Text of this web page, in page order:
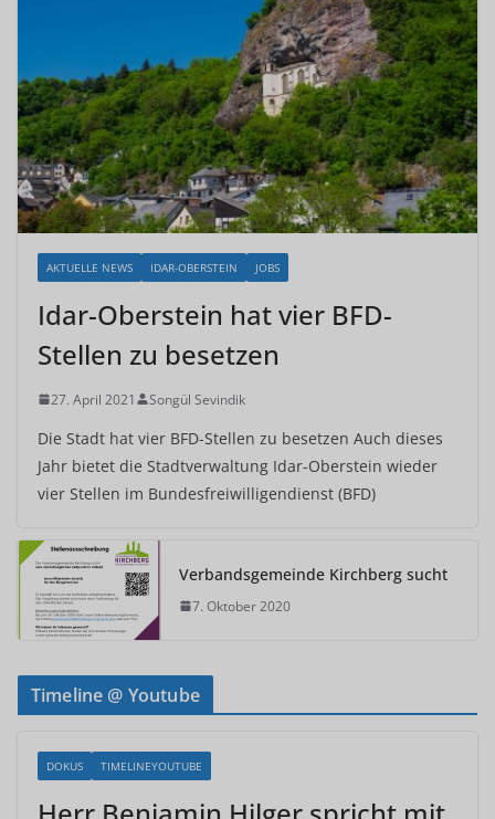
AKTUELLE NEWS IDAR-OBERSTEIN JOBS
Idar-Oberstein hat vier BFD-
Stellen zu besetzen
27. April 2021 Songül Sevindik
Die Stadt hat vier BFD-Stellen zu besetzen Auch dieses
Jahr bietet die Stadtverwaltung Idar-Oberstein wieder
vier Stellen im Bundesfreiwilligendienst (BFD)
Verbandsgemeinde Kirchberg sucht
7. Oktober 2020
Timeline @ Youtube
DOKUS TIMELINEYOUTUBE